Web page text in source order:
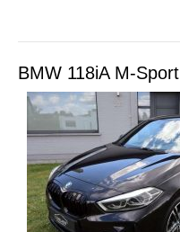
BMW 118iA M-Sport